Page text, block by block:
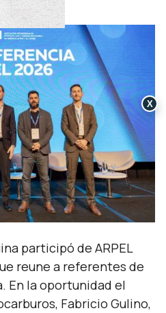
participó de ARPEL
reune a referentes de
En la oportunidad el
Fabricio Gulino,
X